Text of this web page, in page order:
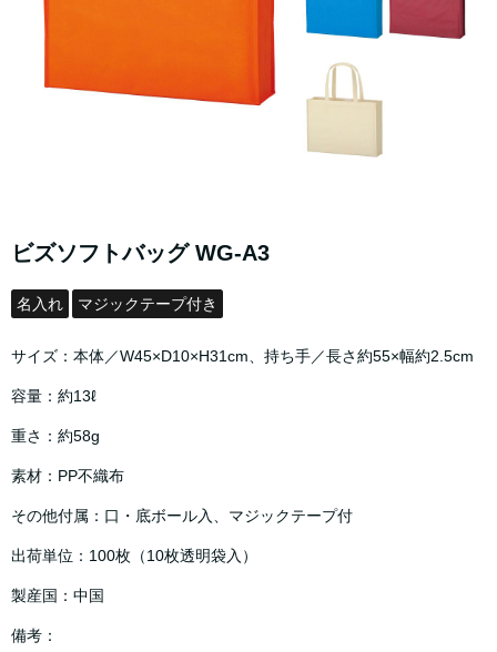
ビズソフトバッグ WG-A3
名入れ マジックテープ付き
サイズ：本体／W45×D10×H31cm、持ち手／長さ約55×幅約2.5cm
容量：約13ℓ
重さ：約58g
素材：PP不織布
その他付属：口・底ボール入、マジックテープ付
出荷単位：100枚（10枚透明袋入）
製産国：中国
備考：